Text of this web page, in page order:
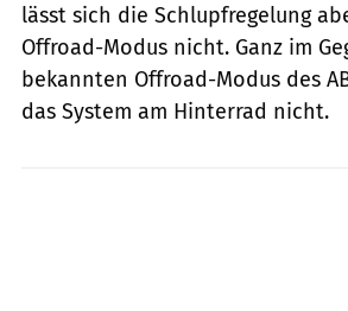
lässt sich die Schlupfregelung
Offroad-Modus nicht. Ganz im
bekannten Offroad-Modus des
das System am Hinterrad nicht.